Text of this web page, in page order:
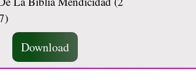
Download